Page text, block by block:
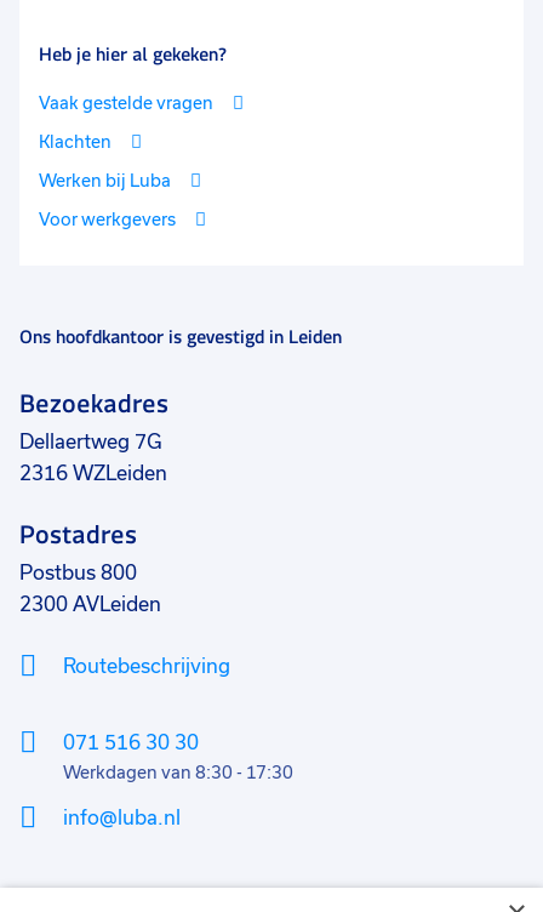
Heb je hier al gekeken?
Vaak gestelde vragen
Klachten
Werken bij Luba
Voor werkgevers
Ons hoofdkantoor is gevestigd in Leiden
Bezoekadres
Dellaertweg 7G
2316 WZLeiden
Postadres
Postbus 800
2300 AVLeiden
Routebeschrijving
071 516 30 30
Werkdagen van 8:30 - 17:30
info@luba.nl